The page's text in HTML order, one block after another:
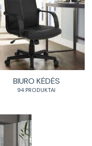
BIURO KĖDĖS
94 PRODUKTAI